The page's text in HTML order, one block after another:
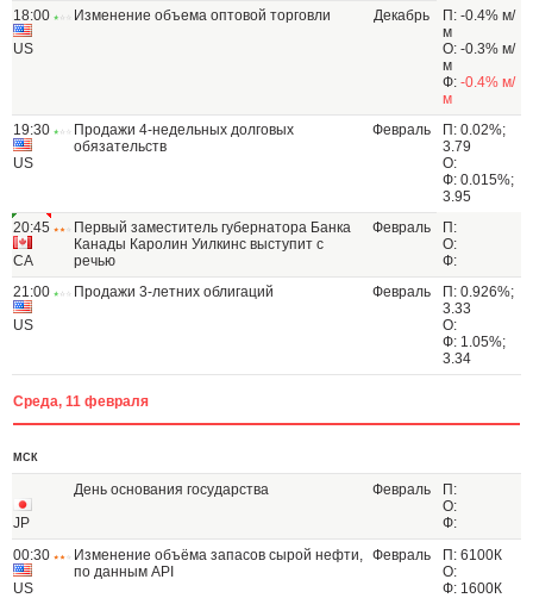
18:00
US
Изменение объема оптовой торговли Декабрь
П: -0.4% м/
м
О: -0.3% м/
м
Ф: -0.4% м/
м
19:30
US
Продажи 4-недельных долговых
обязательств
Февраль
П: 0.02%;
3.79
О:
Ф: 0.015%;
3.95
20:45
CA
Первый заместитель губернатора Банка
Канады Каролин Уилкинс выступит с
речью
Февраль
П:
О:
Ф:
21:00
US
Продажи 3-летних облигаций Февраль
П: 0.926%;
3.33
О:
Ф: 1.05%;
3.34
Среда, 11 февраля
МСК
JP
День основания государства Февраль
П:
О:
Ф:
00:30
US
Изменение объёма запасов сырой нефти,
по данным API
Февраль
П: 6100К
О:
Ф: 1600К